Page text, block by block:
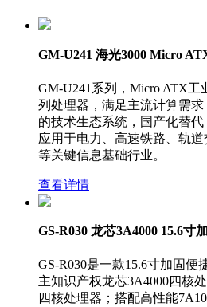
GM-U241 海光3000 Micro
GM-U241系列，Micro ATX工
列处理器，满足主流计算需
的技术生态系统，国产化替
应用于电力、高速铁路、轨
等关键信息基础行业。
查看详情
GS-R030 龙芯3A4000 15.6寸
GS-R030是一款15.6寸加固便
主知识产权龙芯3A4000四核
四核处理器；搭配高性能